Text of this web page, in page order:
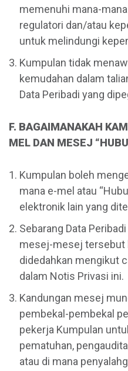
memenuhi mana-
regulatori dan/atau
untuk melindungi
Kumpulan tidak
kemudahan dalam
Data Peribadi yang
F. BAGAIMANAKAH
MEL DAN MESEJ
Kumpulan boleh
mana e-mel atau
elektronik lain yang
Sebarang Data
mesej-mesej tersebut
didedahkan mengikut
dalam Notis Privasi ini.
Kandungan mesej
pembekal-pembekal
pekerja Kumpulan
pematuhan,
atau di mana